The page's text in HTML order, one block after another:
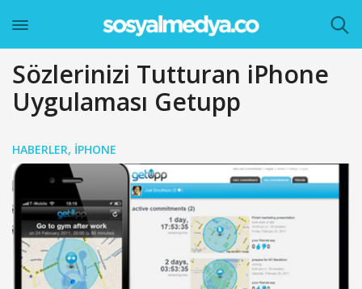
Sözlerinizi Tutturan iPhone
Uygulaması Getupp
HABERLER, IPHONE